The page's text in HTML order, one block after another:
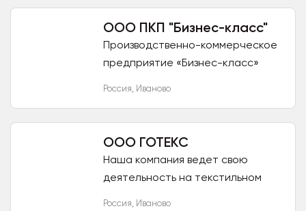
ООО ПКП "Бизнес-класс"
Производственно-коммерческое
предприятие «Бизнес-класс»
Россия, Иваново
ООО ГОТЕКС
Наша компания ведет свою
деятельность на текстильном
Россия, Иваново